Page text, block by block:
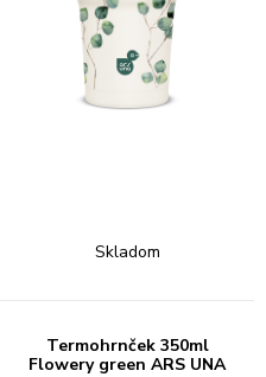
Skladom
Termohrnček 350ml
Flowery green ARS UNA